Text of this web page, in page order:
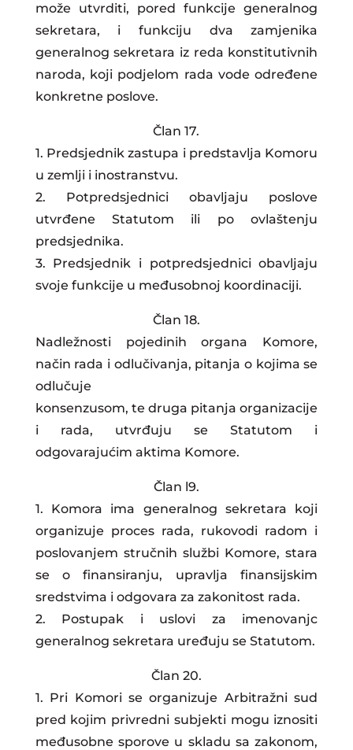
može utvrditi, pored funkcije generalnog
sekretara, i funkciju dva zamjenika
generalnog sekretara iz reda konstitutivnih
naroda, koji podjelom rada vode određene
konkretne poslove.
Član 17.
1. Predsjednik zastupa i predstavlja Komoru
u zemlji i inostranstvu.
2. Potpredsjednici obavljaju poslove
utvrđene Statutom ili po ovlaštenju
predsjednika.
3. Predsjednik i potpredsjednici obavljaju
svoje funkcije u međusobnoj koordinaciji.
Član 18.
Nadležnosti pojedinih organa Komore,
način rada i odlučivanja, pitanja o kojima se
odlučuje
konsenzusom, te druga pitanja organizacije
i rada, utvrđuju se Statutom i
odgovarajućim aktima Komore.
Član l9.
1. Komora ima generalnog sekretara koji
organizuje proces rada, rukovodi radom i
poslovanjem stručnih službi Komore, stara
se o finansiranju, upravlja finansijskim
sredstvima i odgovara za zakonitost rada.
2. Postupak i uslovi za imenovanjc
generalnog sekretara uređuju se Statutom.
Član 20.
1. Pri Komori se organizuje Arbitražni sud
pred kojim privredni subjekti mogu iznositi
međusobne sporove u skladu sa zakonom,